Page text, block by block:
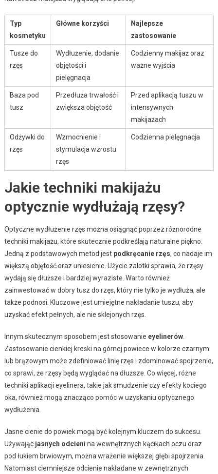
Typ
kosmetyku
Główne korzyści
Najlepsze
zastosowanie
Tusze do
rzęs
Wydłużenie, dodanie
objętości i
pielęgnacja
Codzienny makijaż oraz
ważne wyjścia
Baza pod
tusz
Przedłuża trwałość i
zwiększa objętość
Przed aplikacją tuszu w
intensywnych
makijażach
Odżywki do
rzęs
Wzmocnienie i
stymulacja wzrostu
rzęs
Codzienna pielęgnacja
Jakie techniki makijażu
optycznie wydłużają rzęsy?
Optyczne wydłużenie rzęs można osiągnąć poprzez różnorodne
techniki makijażu, które skutecznie podkreślają naturalne piękno.
Jedną z podstawowych metod jest podkręcanie rzęs, co nadaje im
większą objętość oraz uniesienie. Użycie zalotki sprawia, że rzęsy
wydają się dłuższe i bardziej wyraziste. Warto również
zainwestować w dobry tusz do rzęs, który nie tylko je wydłuża, ale
także podnosi. Kluczowe jest umiejętne nakładanie tuszu, aby
uzyskać efekt pełnych, ale nie sklejonych rzęs.
Innym skutecznym sposobem jest stosowanie eyelinerów.
Zastosowanie cienkiej kreski na górnej powiece w kolorze czarnym
lub brązowym może zdefiniować linię rzęs i zdominować spojrzenie,
co sprawi, że rzęsy będą wyglądać na dłuższe. Co więcej, różne
techniki aplikacji eyelinera, takie jak smudzenie czy efekty kociego
oka, również mogą znacząco pomóc w uzyskaniu optycznego
wydłużenia.
Jasne cienie do powiek mogą być kolejnym kluczem do sukcesu.
Używając jasnych odcieni na wewnętrznych kącikach oczu oraz
pod łukiem brwiowym, można wrażenie większej głębi spojrzenia.
Natomiast ciemniejsze odcienie nakładane w zewnętrznych